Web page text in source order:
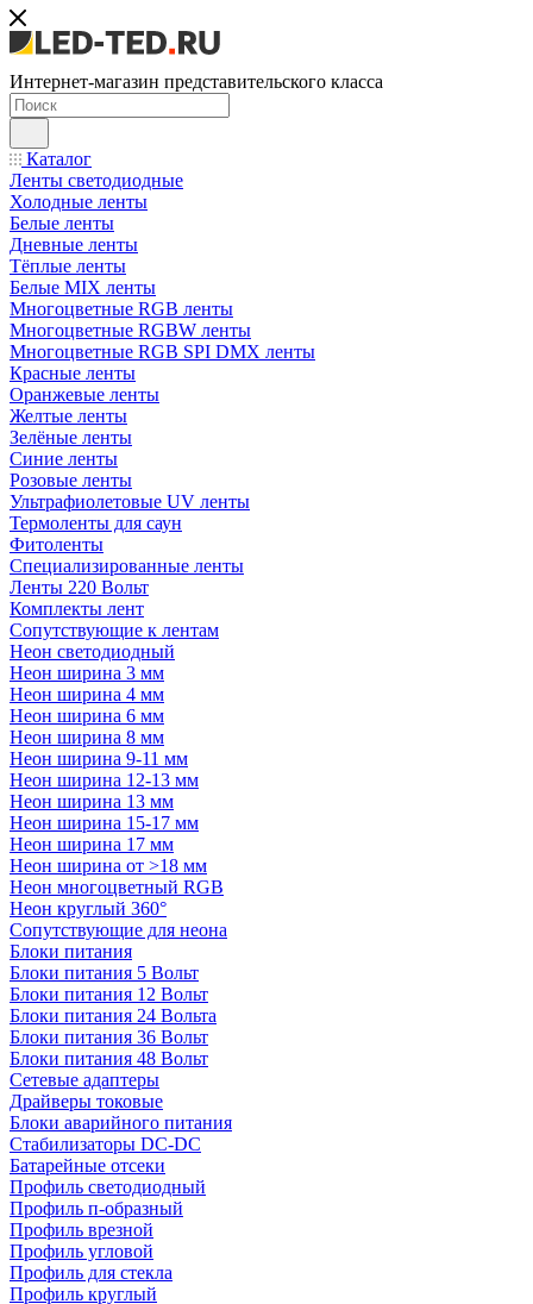
Интернет-магазин представительского класса
Каталог
Ленты светодиодные
Холодные ленты
Белые ленты
Дневные ленты
Тёплые ленты
Белые MIX ленты
Многоцветные RGB ленты
Многоцветные RGBW ленты
Многоцветные RGB SPI DMX ленты
Красные ленты
Оранжевые ленты
Желтые ленты
Зелёные ленты
Синие ленты
Розовые ленты
Ультрафиолетовые UV ленты
Термоленты для саун
Фитоленты
Специализированные ленты
Ленты 220 Вольт
Комплекты лент
Сопутствующие к лентам
Неон светодиодный
Неон ширина 3 мм
Неон ширина 4 мм
Неон ширина 6 мм
Неон ширина 8 мм
Неон ширина 9-11 мм
Неон ширина 12-13 мм
Неон ширина 13 мм
Неон ширина 15-17 мм
Неон ширина 17 мм
Неон ширина от >18 мм
Неон многоцветный RGB
Неон круглый 360°
Сопутствующие для неона
Блоки питания
Блоки питания 5 Вольт
Блоки питания 12 Вольт
Блоки питания 24 Вольта
Блоки питания 36 Вольт
Блоки питания 48 Вольт
Сетевые адаптеры
Драйверы токовые
Блоки аварийного питания
Стабилизаторы DC-DC
Батарейные отсеки
Профиль светодиодный
Профиль п-образный
Профиль врезной
Профиль угловой
Профиль для стекла
Профиль круглый